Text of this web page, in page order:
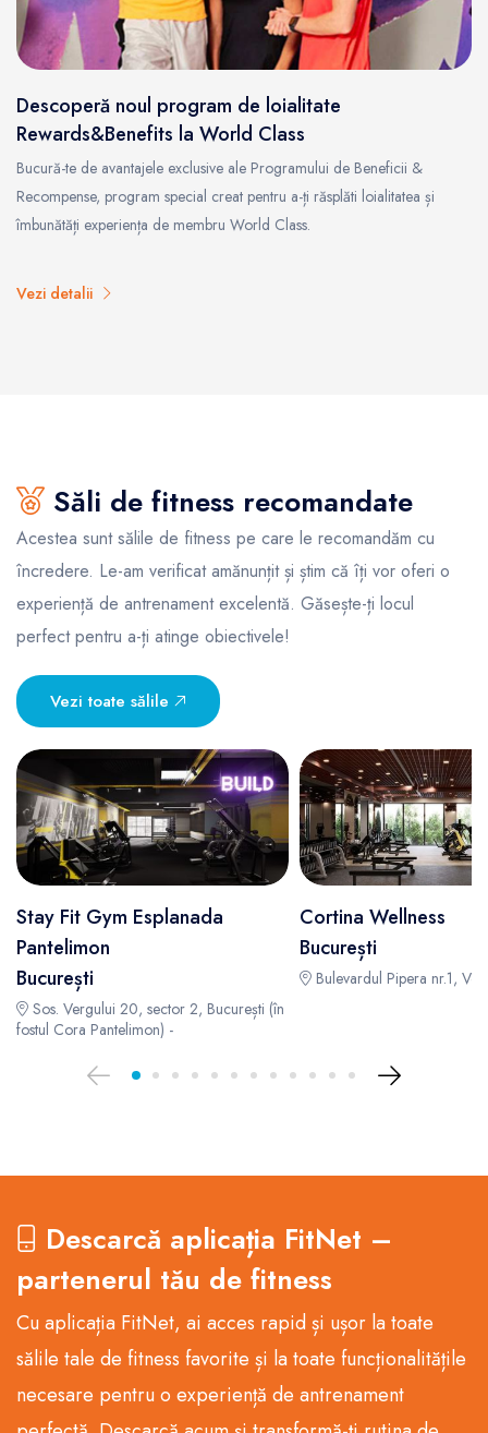
Descoperă noul program de loialitate
Rewards&Benefits la World Class
Bucură-te de avantajele exclusive ale Programului de Beneficii &
Recompense, program special creat pentru a-ți răsplăti loialitatea și
îmbunătăți experiența de membru World Class.
Vezi detalii
Săli de fitness recomandate
Acestea sunt sălile de fitness pe care le recomandăm cu
încredere. Le-am verificat amănunțit și știm că îți vor oferi o
experiență de antrenament excelentă. Găsește-ți locul
perfect pentru a-ți atinge obiectivele!
Vezi toate sălile
Stay Fit Gym Esplanada
Pantelimon
București
Sos. Vergului 20, sector 2, București (în
fostul Cora Pantelimon) -
Cortina Wellness
București
Bulevardul Pipera nr.1,
Descarcă aplicația FitNet –
partenerul tău de fitness
Cu aplicația FitNet, ai acces rapid și ușor la toate
sălile tale de fitness favorite și la toate funcționalitățile
necesare pentru o experiență de antrenament